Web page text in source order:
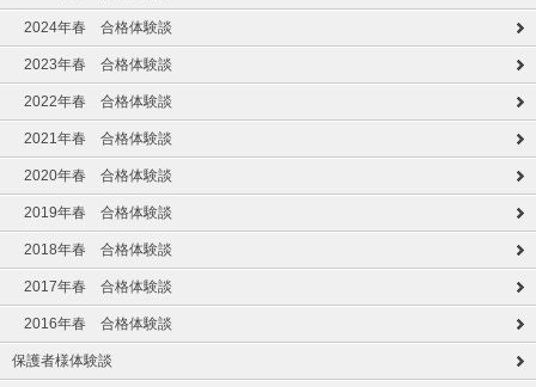
2024年春 合格体験談
2023年春 合格体験談
2022年春 合格体験談
2021年春 合格体験談
2020年春 合格体験談
2019年春 合格体験談
2018年春 合格体験談
2017年春 合格体験談
2016年春 合格体験談
保護者様体験談